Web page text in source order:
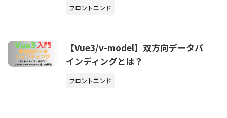
フロントエンド
【Vue3/v-model】双方向データバ
インディングとは？
フロントエンド